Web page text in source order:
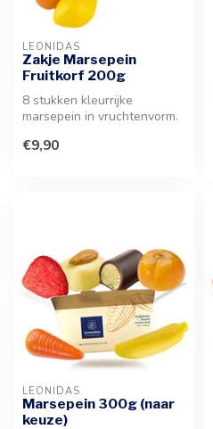
LEONIDAS
Zakje Marsepein
Fruitkorf 200g
8 stukken kleurrijke
marsepein in vruchtenvorm.
met e...
€9,90
LEONIDAS
Marsepein 300g (naar
keuze)